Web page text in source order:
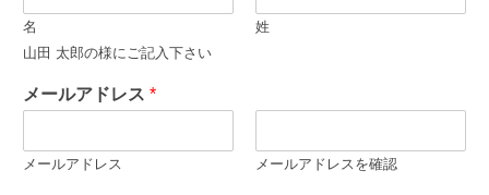
名
姓
山田 太郎の様にご記入下さい
メールアドレス *
メールアドレス メールアドレスを確認